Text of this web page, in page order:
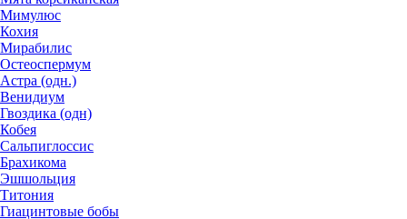
Мимулюс
Кохия
Мирабилис
Остеоспермум
Астра (одн.)
Венидиум
Гвоздика (одн)
Кобея
Сальпиглоссис
Брахикома
Эшшольция
Титония
Гиацинтовые бобы